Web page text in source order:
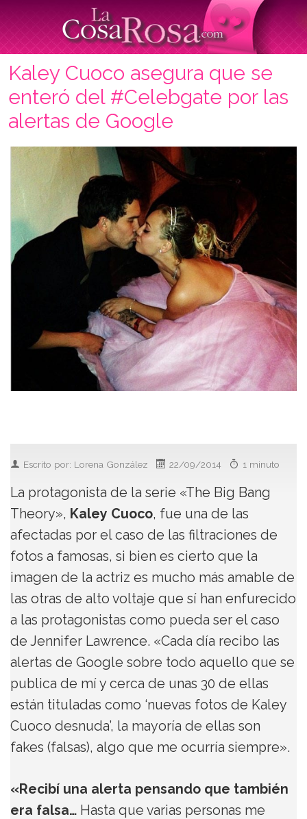
Kaley Cuoco asegura que se
enteró del #Celebgate por las
alertas de Google
Escrito por: Lorena González 22/09/2014 1 minuto
La protagonista de la serie «The Big Bang
Theory», Kaley Cuoco, fue una de las
afectadas por el caso de las filtraciones de
fotos a famosas, si bien es cierto que la
imagen de la actriz es mucho más amable de
las otras de alto voltaje que sí han enfurecido
a las protagonistas como pueda ser el caso
de Jennifer Lawrence. «Cada día recibo las
alertas de Google sobre todo aquello que se
publica de mí y cerca de unas 30 de ellas
están tituladas como ‘nuevas fotos de Kaley
Cuoco desnuda’, la mayoría de ellas son
fakes (falsas), algo que me ocurría siempre».
«Recibí una alerta pensando que también
era falsa… Hasta que varias personas me